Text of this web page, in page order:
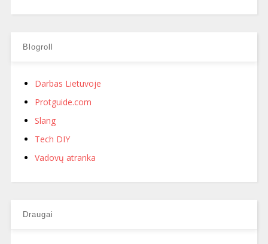
Blogroll
Darbas Lietuvoje
Protguide.com
Slang
Tech DIY
Vadovų atranka
Draugai